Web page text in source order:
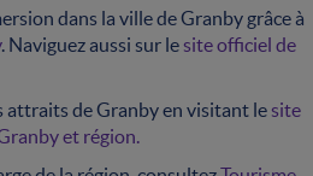
dans la ville de Granby grâce à
. Naviguez aussi sur le site officiel de
attraits de Granby en visitant le site
et région.